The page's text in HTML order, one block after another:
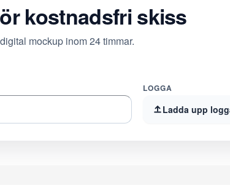
kostnadsfri skiss
mockup inom 24 timmar.
LOGGA
Ladda upp